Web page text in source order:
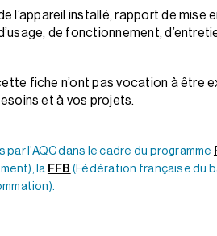
l’appareil installé, rapport de mise
de fonctionnement,
fiche n’ont pas vocation à être
et à vos projets.
l’AQC dans le cadre du programme
la FFB (Fédération française du